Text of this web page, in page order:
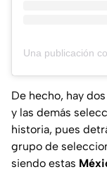
De hecho, hay
y las demás
historia, pues
grupo de
siendo estas